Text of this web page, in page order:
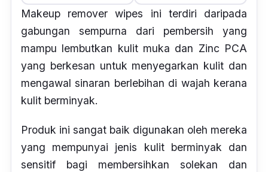
Makeup remover wipes ini terdiri daripada
gabungan sempurna dari pembersih yang
mampu lembutkan kulit muka dan Zinc PCA
yang berkesan untuk menyegarkan kulit dan
mengawal sinaran berlebihan di wajah kerana
kulit berminyak.
Produk ini sangat baik digunakan oleh mereka
yang mempunyai jenis kulit berminyak dan
sensitif bagi membersihkan solekan dan